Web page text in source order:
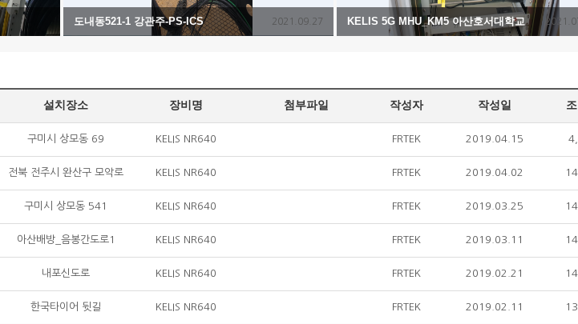
도내동521-1 강관주-PS-ICS 2021.09.27 KELIS 5G MHU_KM5 아산호서대학교
설치장소 장비명 첨부파일 작성자 작성일
구미시 상모동 69 KELIS NR640 FRTEK 2019.04.15
전북 전주시 완산구 모악로 KELIS NR640 FRTEK 2019.04.02
구미시 상모동 541 KELIS NR640 FRTEK 2019.03.25
아산배방_음봉간도로1 KELIS NR640 FRTEK 2019.03.11
내포신도로 KELIS NR640 FRTEK 2019.02.21
한국타이어 뒷길 KELIS NR640 FRTEK 2019.02.11